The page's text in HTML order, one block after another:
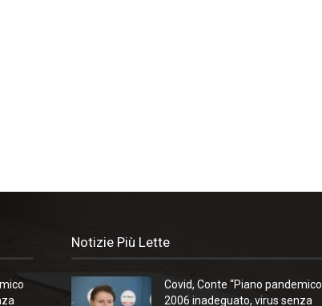
Notizie Più Lette
Covid, Conte “Piano pandemico
2006 inadeguato, virus senza